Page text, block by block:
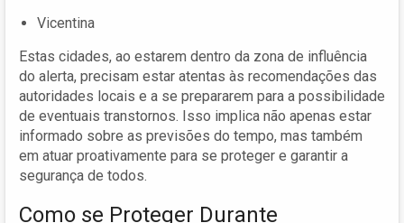
Vicentina
Estas cidades, ao estarem dentro da zona de influência
do alerta, precisam estar atentas às recomendações das
autoridades locais e a se prepararem para a possibilidade
de eventuais transtornos. Isso implica não apenas estar
informado sobre as previsões do tempo, mas também
em atuar proativamente para se proteger e garantir a
segurança de todos.
Como se Proteger Durante